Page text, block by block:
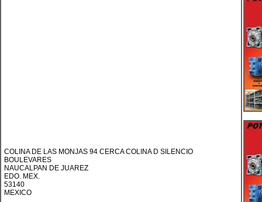
COLINA DE LAS MONJAS 94 CERCA COLINA D SILENCIO
BOULEVARES
NAUCALPAN DE JUAREZ
EDO. MEX.
53140
MEXICO